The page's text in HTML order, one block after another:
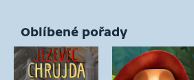
Oblíbené pořady